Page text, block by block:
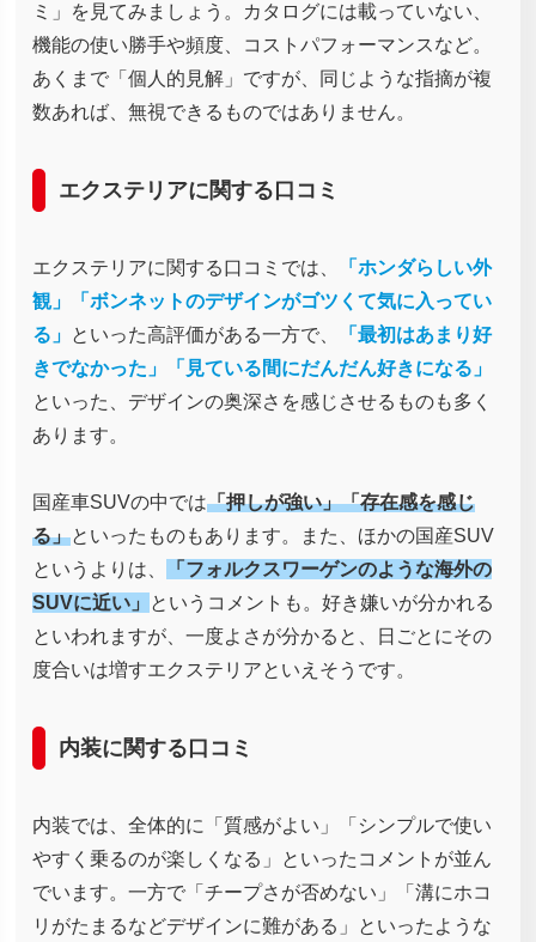
ミ」を見てみましょう。カタログには載っていない、
機能の使い勝手や頻度、コストパフォーマンスなど。
あくまで「個人的見解」ですが、同じような指摘が複
数あれば、無視できるものではありません。
エクステリアに関する口コミ
エクステリアに関する口コミでは、
「ホンダらしい外
観」「ボンネットのデザインがゴツくて気に入ってい
る」 といった高評価がある一方で、
「最初はあまり好
きでなかった」「見ている間にだんだん好きになる」
といった、デザインの奥深さを感じさせるものも多く
あります。
国産車SUVの中では「押しが強い」「存在感を感じ
る」といったものもあります。また、ほかの国産SUV
というよりは、
「フォルクスワーゲンのような海外の
SUVに近い」
というコメントも。好き嫌いが分かれる
といわれますが、一度よさが分かると、日ごとにその
度合いは増すエクステリアといえそうです。
内装に関する口コミ
内装では、全体的に「質感がよい」「シンプルで使い
やすく乗るのが楽しくなる」といったコメントが並ん
でいます。一方で「チープさが否めない」「溝にホコ
リがたまるなどデザインに難がある」といったような